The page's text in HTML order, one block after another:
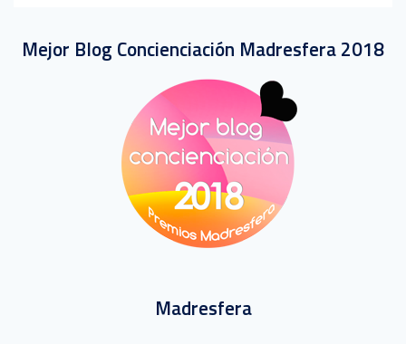
Mejor Blog Concienciación Madresfera 2018
Madresfera